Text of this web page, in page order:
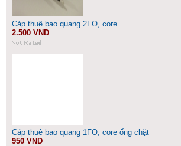
Cáp thuê bao quang 2FO, core
2.500 VND
Cáp thuê bao quang 1FO, core ống chặt
950 VND